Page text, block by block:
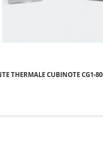
THERMALE CUBINOTE CG1-80